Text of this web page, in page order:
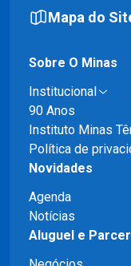
Mapa do
Sobre O Minas
Institucional
90 Anos
Instituto Minas
Política de
Novidades
Agenda
Notícias
Aluguel e